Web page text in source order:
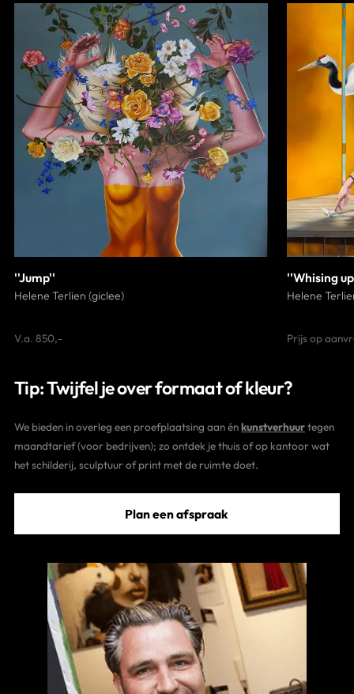
''Jump''
Helene Terlien (giclee)
V.a. 850,-
''Whising
Helene
Prijs op
Tip: Twijfel je over formaat of kleur?
We bieden in overleg een proefplaatsing aan énkunstverhuurtegen
maandtarief (voor bedrijven); zo ontdek je thuis of op kantoor wat
het schilderij, sculptuur of print met de ruimte doet.
Plan een afspraak